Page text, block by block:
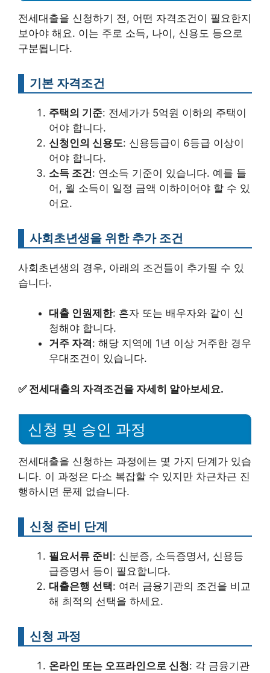
전세대출을 신청하기 전, 어떤 자격조건이 필요한지
보아야 해요. 이는 주로 소득, 나이, 신용도 등으로
구분됩니다.
기본 자격조건
주택의 기준: 전세가가 5억원 이하의 주택이
어야 합니다.
신청인의 신용도: 신용등급이 6등급 이상이
어야 합니다.
소득 조건: 연소득 기준이 있습니다. 예를 들
어, 월 소득이 일정 금액 이하이어야 할 수 있
어요.
사회초년생을 위한 추가 조건
사회초년생의 경우, 아래의 조건들이 추가될 수 있
습니다.
대출 인원제한: 혼자 또는 배우자와 같이 신
청해야 합니다.
거주 자격: 해당 지역에 1년 이상 거주한 경우
우대조건이 있습니다.
✅ 전세대출의 자격조건을 자세히 알아보세요.
신청 및 승인 과정
전세대출을 신청하는 과정에는 몇 가지 단계가 있습
니다. 이 과정은 다소 복잡할 수 있지만 차근차근 진
행하시면 문제 없습니다.
신청 준비 단계
필요서류 준비 : 신분증, 소득증명서, 신용등
급증명서 등이 필요합니다.
대출은행 선택: 여러 금융기관의 조건을 비교
해 최적의 선택을 하세요.
신청 과정
온라인 또는 오프라인으로 신청: 각 금융기관